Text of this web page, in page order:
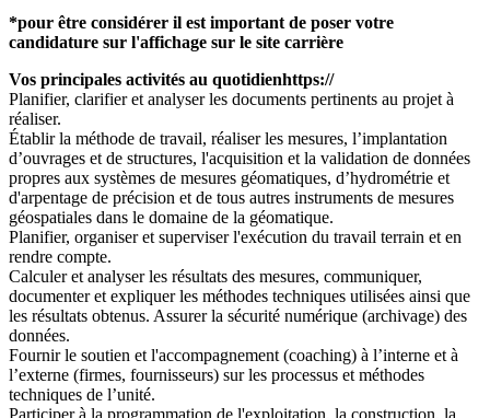
*pour être considérer il est important de poser votre
candidature sur l'affichage sur le site carrière
Vos principales activités au quotidienhttps://
Planifier, clarifier et analyser les documents pertinents au projet à
réaliser.
Établir la méthode de travail, réaliser les mesures, l’implantation
d’ouvrages et de structures, l'acquisition et la validation de données
propres aux systèmes de mesures géomatiques, d’hydrométrie et
d'arpentage de précision et de tous autres instruments de mesures
géospatiales dans le domaine de la géomatique.
Planifier, organiser et superviser l'exécution du travail terrain et en
rendre compte.
Calculer et analyser les résultats des mesures, communiquer,
documenter et expliquer les méthodes techniques utilisées ainsi que
les résultats obtenus. Assurer la sécurité numérique (archivage) des
données.
Fournir le soutien et l'accompagnement (coaching) à l’interne et à
l’externe (firmes, fournisseurs) sur les processus et méthodes
techniques de l’unité.